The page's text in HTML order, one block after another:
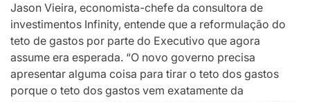
Jason Vieira, economista-chefe da consultora de
investimentos Infinity, entende que a reformulação do
teto de gastos por parte do Executivo que agora
assume era esperada. “O novo governo precisa
apresentar alguma coisa para tirar o teto dos gastos
porque o teto dos gastos vem exatamente da